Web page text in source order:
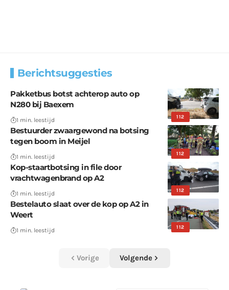
Berichtsuggesties
112
Pakketbus botst achterop auto op
N280 bij Baexem
1 min. leestijd
112
Bestuurder zwaargewond na botsing
tegen boom in Meijel
1 min. leestijd
112
Kop-staartbotsing in file door
vrachtwagenbrand op A2
1 min. leestijd
112
Bestelauto slaat over de kop op A2 in
Weert
1 min. leestijd
Vorige Volgende